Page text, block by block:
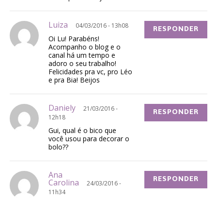
Luiza 04/03/2016 - 13h08
Oi Lu! Parabéns!
Acompanho o blog e o
canal há um tempo e
adoro o seu trabalho!
Felicidades pra vc, pro Léo
e pra Bia! Beijos
RESPONDER
Daniely
21/03/2016 -
12h18
Gui, qual é o bico que
você usou para decorar o
bolo??
RESPONDER
Ana
Carolina
24/03/2016 -
11h34
RESPONDER